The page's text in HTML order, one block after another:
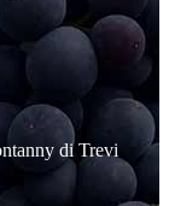
di Trevi